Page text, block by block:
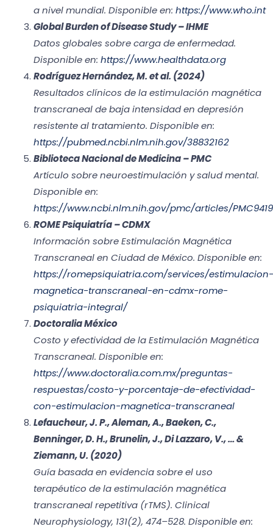
a nivel mundial. Disponible en: https://www.who.int
Global Burden of Disease Study – IHME
Datos globales sobre carga de enfermedad.
Disponible en: https://www.healthdata.org
Rodríguez Hernández, M. et al. (2024)
Resultados clínicos de la estimulación magnética
transcraneal de baja intensidad en depresión
resistente al tratamiento. Disponible en:
https://pubmed.ncbi.nlm.nih.gov/38832162
Biblioteca Nacional de Medicina – PMC
Artículo sobre neuroestimulación y salud mental.
Disponible en:
https://www.ncbi.nlm.nih.gov/pmc/articles/
ROME Psiquiatría – CDMX
Información sobre Estimulación Magnética
Transcraneal en Ciudad de México. Disponible en:
https://romepsiquiatria.com/services/estimulacion-
magnetica-transcraneal-en-cdmx-rome-
psiquiatria-integral/
Doctoralia México
Costo y efectividad de la Estimulación Magnética
Transcraneal. Disponible en:
https://www.doctoralia.com.mx/preguntas-
respuestas/costo-y-porcentaje-de-efectividad-
con-estimulacion-magnetica-transcraneal
Lefaucheur, J. P., Aleman, A., Baeken, C.,
Benninger, D. H., Brunelin, J., Di Lazzaro, V., … &
Ziemann, U. (2020)
Guía basada en evidencia sobre el uso
terapéutico de la estimulación magnética
transcraneal repetitiva (rTMS). Clinical
Neurophysiology, 131(2), 474–528. Disponible en: